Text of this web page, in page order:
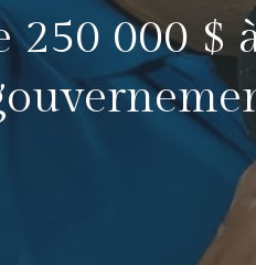
250 000 $